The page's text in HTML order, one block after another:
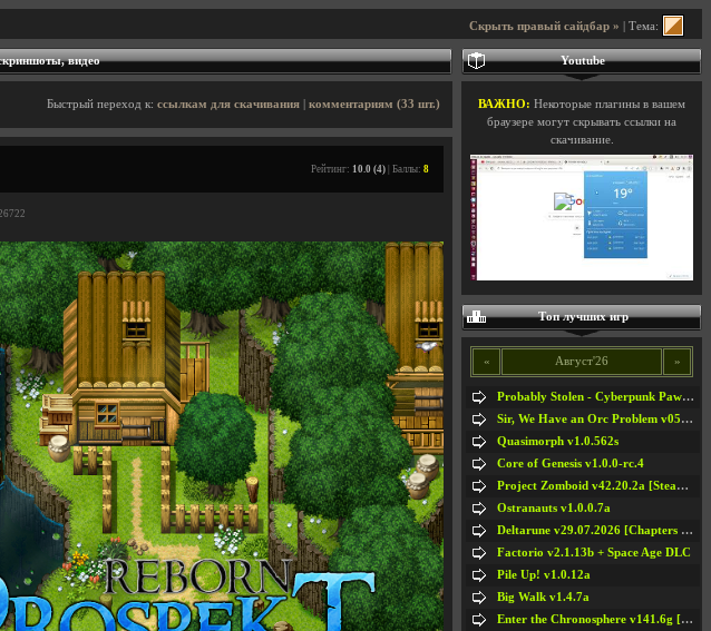
Скрыть правый сайдбар » | Тема:
видео
Быстрый переход к: ссылкам для скачивания комментариям (33 шт.)
Рейтинг: 10.0 (4) | Баллы: 8
Youtube
ВАЖНО: Некоторые плагины в вашем
браузере могут скрывать ссылки на
скачивание.
Топ лучших игр
« Август'26 »
Probably Stolen - Cyberpunk Pawnshop Simulator v048c [Playtest]
Sir, We Have an Orc Problem v05.08.2026
Quasimorph v1.0.562s
Core of Genesis v1.0.0-rc.4
Project Zomboid v42.20.2a [Steam Early Access]
Ostranauts v1.0.0.7a
Deltarune v29.07.2026 [Chapters 1-5] / + RUS [Chapters 1-5]
Factorio v2.1.13b + Space Age DLC
Pile Up! v1.0.12a
Big Walk v1.4.7a
Enter the Chronosphere v141.6g [Steam Early Access]